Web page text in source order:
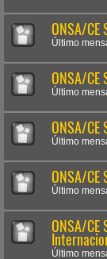
ONSA/CE
Último
ONSA/CE
Último
ONSA/CE
Último
ONSA/
Último
ONSA/
Último